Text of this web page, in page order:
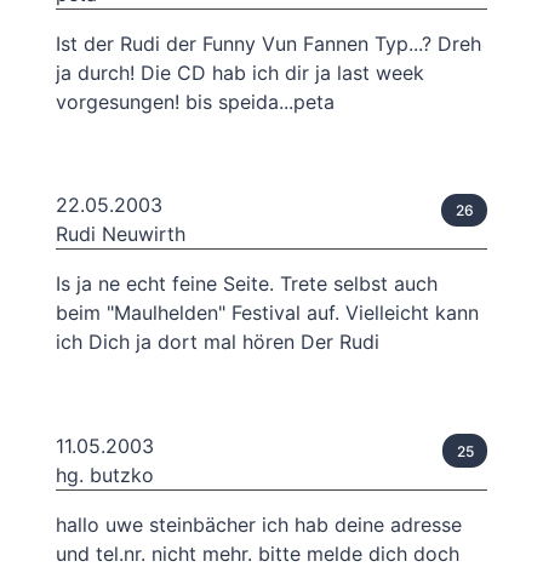
Ist der Rudi der Funny Vun Fannen Typ...? Dreh
ja durch! Die CD hab ich dir ja last week
vorgesungen! bis speida...peta
22.05.2003
Rudi Neuwirth
26
Is ja ne echt feine Seite. Trete selbst auch
beim "Maulhelden" Festival auf. Vielleicht kann
ich Dich ja dort mal hören Der Rudi
11.05.2003
hg. butzko
25
hallo uwe steinbächer ich hab deine adresse
und tel.nr. nicht mehr. bitte melde dich doch